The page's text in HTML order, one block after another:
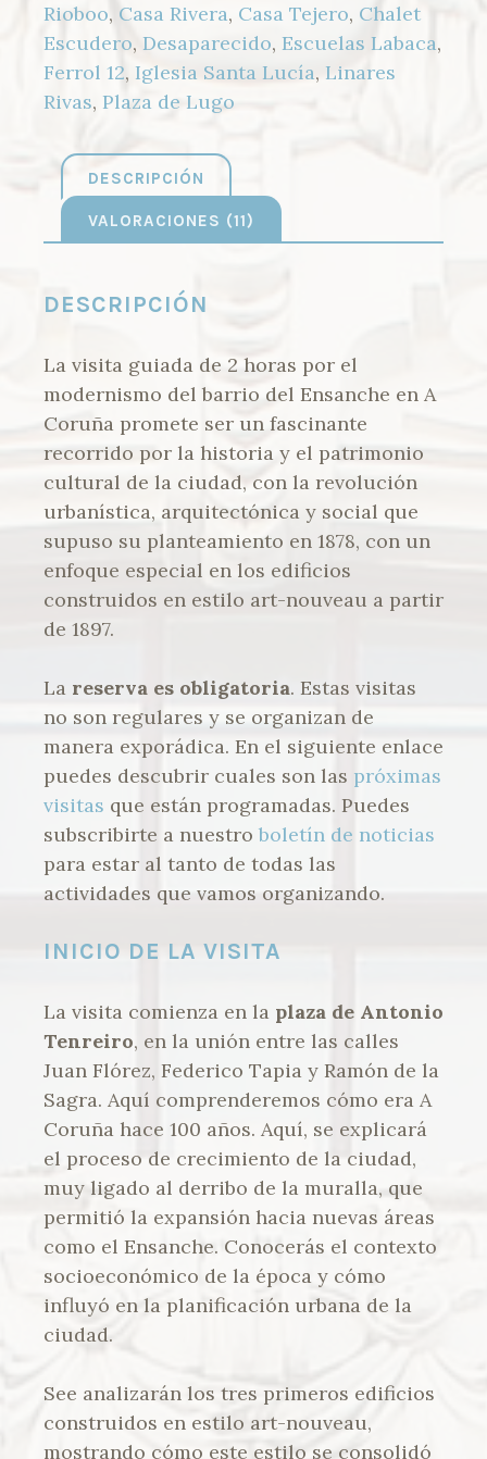
Rioboo, Casa Rivera, Casa Tejero, Chalet
Escudero, Desaparecido, Escuelas Labaca,
Ferrol 12, Iglesia Santa Lucía, Linares
Rivas, Plaza de Lugo
DESCRIPCIÓN
VALORACIONES (11)
DESCRIPCIÓN
La visita guiada de 2 horas por el
modernismo del barrio del Ensanche en A
Coruña promete ser un fascinante
recorrido por la historia y el patrimonio
cultural de la ciudad, con la revolución
urbanística, arquitectónica y social que
supuso su planteamiento en 1878, con un
enfoque especial en los edificios
construidos en estilo art-nouveau a partir
de 1897.
La reserva es obligatoria. Estas visitas
no son regulares y se organizan de
manera exporádica. En el siguiente enlace
puedes descubrir cuales son las próximas
visitas que están programadas. Puedes
subscribirte a nuestro boletín de noticias
para estar al tanto de todas las
actividades que vamos organizando.
INICIO DE LA VISITA
La visita comienza en la plaza de Antonio
Tenreiro, en la unión entre las calles
Juan Flórez, Federico Tapia y Ramón de la
Sagra. Aquí comprenderemos cómo era A
Coruña hace 100 años. Aquí, se explicará
el proceso de crecimiento de la ciudad,
muy ligado al derribo de la muralla, que
permitió la expansión hacia nuevas áreas
como el Ensanche. Conocerás el contexto
socioeconómico de la época y cómo
influyó en la planificación urbana de la
ciudad.
See analizarán los tres primeros edificios
construidos en estilo art-nouveau,
mostrando cómo este estilo se consolidó